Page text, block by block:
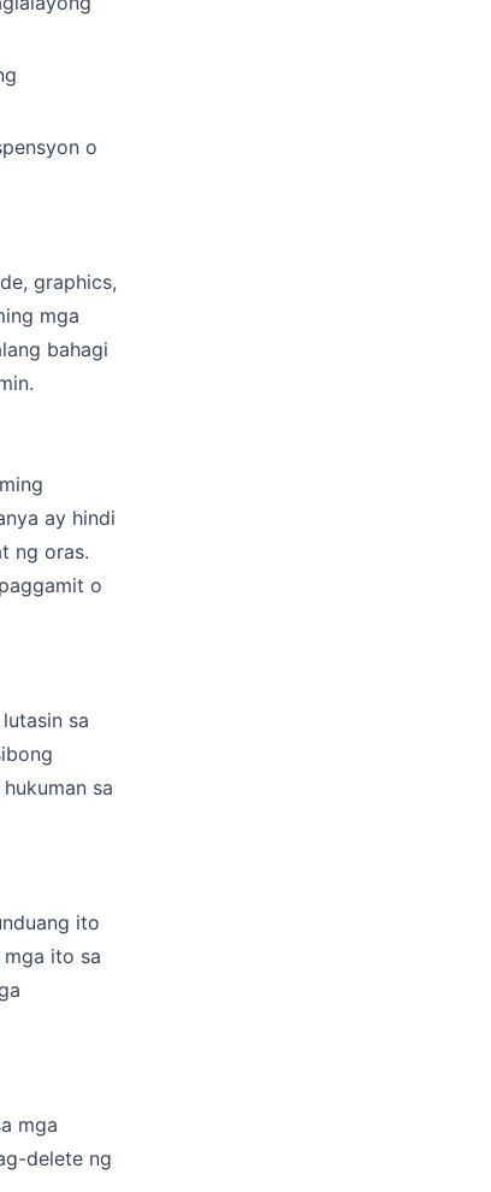
o
graphics,
mga
bahagi
ay hindi
ng oras.
o
sa
sa
ito
ito sa
mga
delete ng